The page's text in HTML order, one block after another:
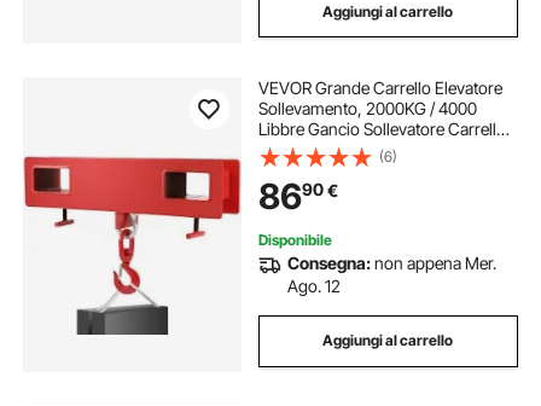
Aggiungi al carrello
VEVOR Grande Carrello Elevatore
Sollevamento, 2000KG / 4000
Libbre Gancio Sollevatore Carrello
Elevatore a Larghezza Forcella 660
mm, Argano Sollevatore Gru Mobile
con Gancio Girevole
(6)
8690€
Disponibile
Consegna:non appena Mer.
Ago. 12
Aggiungi al carrello